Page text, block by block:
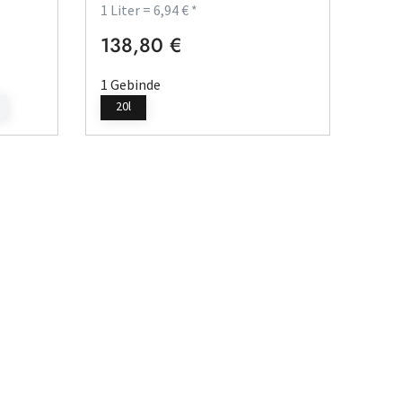
1 Liter = 6,94 € *
Regulärer Preis:
138,80 €
1 Gebinde
20l